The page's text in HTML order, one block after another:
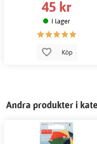
45 kr
I lager
Köp
Andra produkter i